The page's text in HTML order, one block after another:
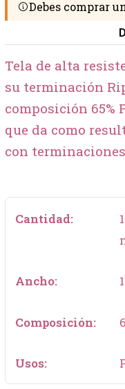
Debes comprar
Tela de alta
su terminación
composición 65%
que da como
con
Cantidad:
Ancho:
Composición:
Usos: